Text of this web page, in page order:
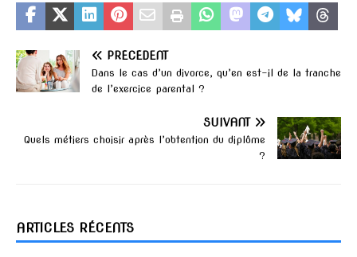
PRÉCÉDENT
Dans le cas d’un divorce, qu’en est-il de la tranche
de l’exercice parental ?
SUIVANT
Quels métiers choisir après l’obtention du diplôme
?
ARTICLES RÉCENTS